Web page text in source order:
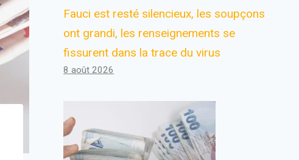
Fauci est resté silencieux, les soupçons
ont grandi, les renseignements se
fissurent dans la trace du virus
8 août 2026